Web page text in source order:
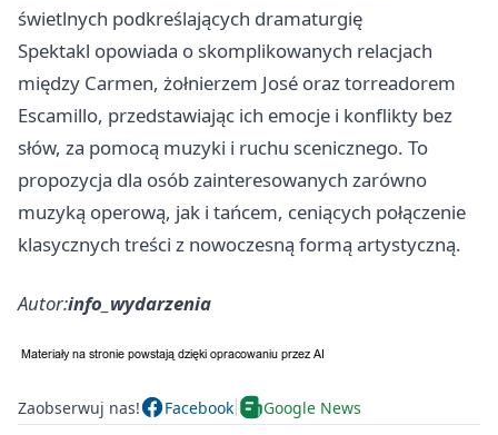
świetlnych podkreślających dramaturgię
Spektakl opowiada o skomplikowanych relacjach
między Carmen, żołnierzem José oraz torreadorem
Escamillo, przedstawiając ich emocje i konflikty bez
słów, za pomocą muzyki i ruchu scenicznego. To
propozycja dla osób zainteresowanych zarówno
muzyką operową, jak i tańcem, ceniących połączenie
klasycznych treści z nowoczesną formą artystyczną.
Autor:info_wydarzenia
Zaobserwuj nas! Facebook Google News